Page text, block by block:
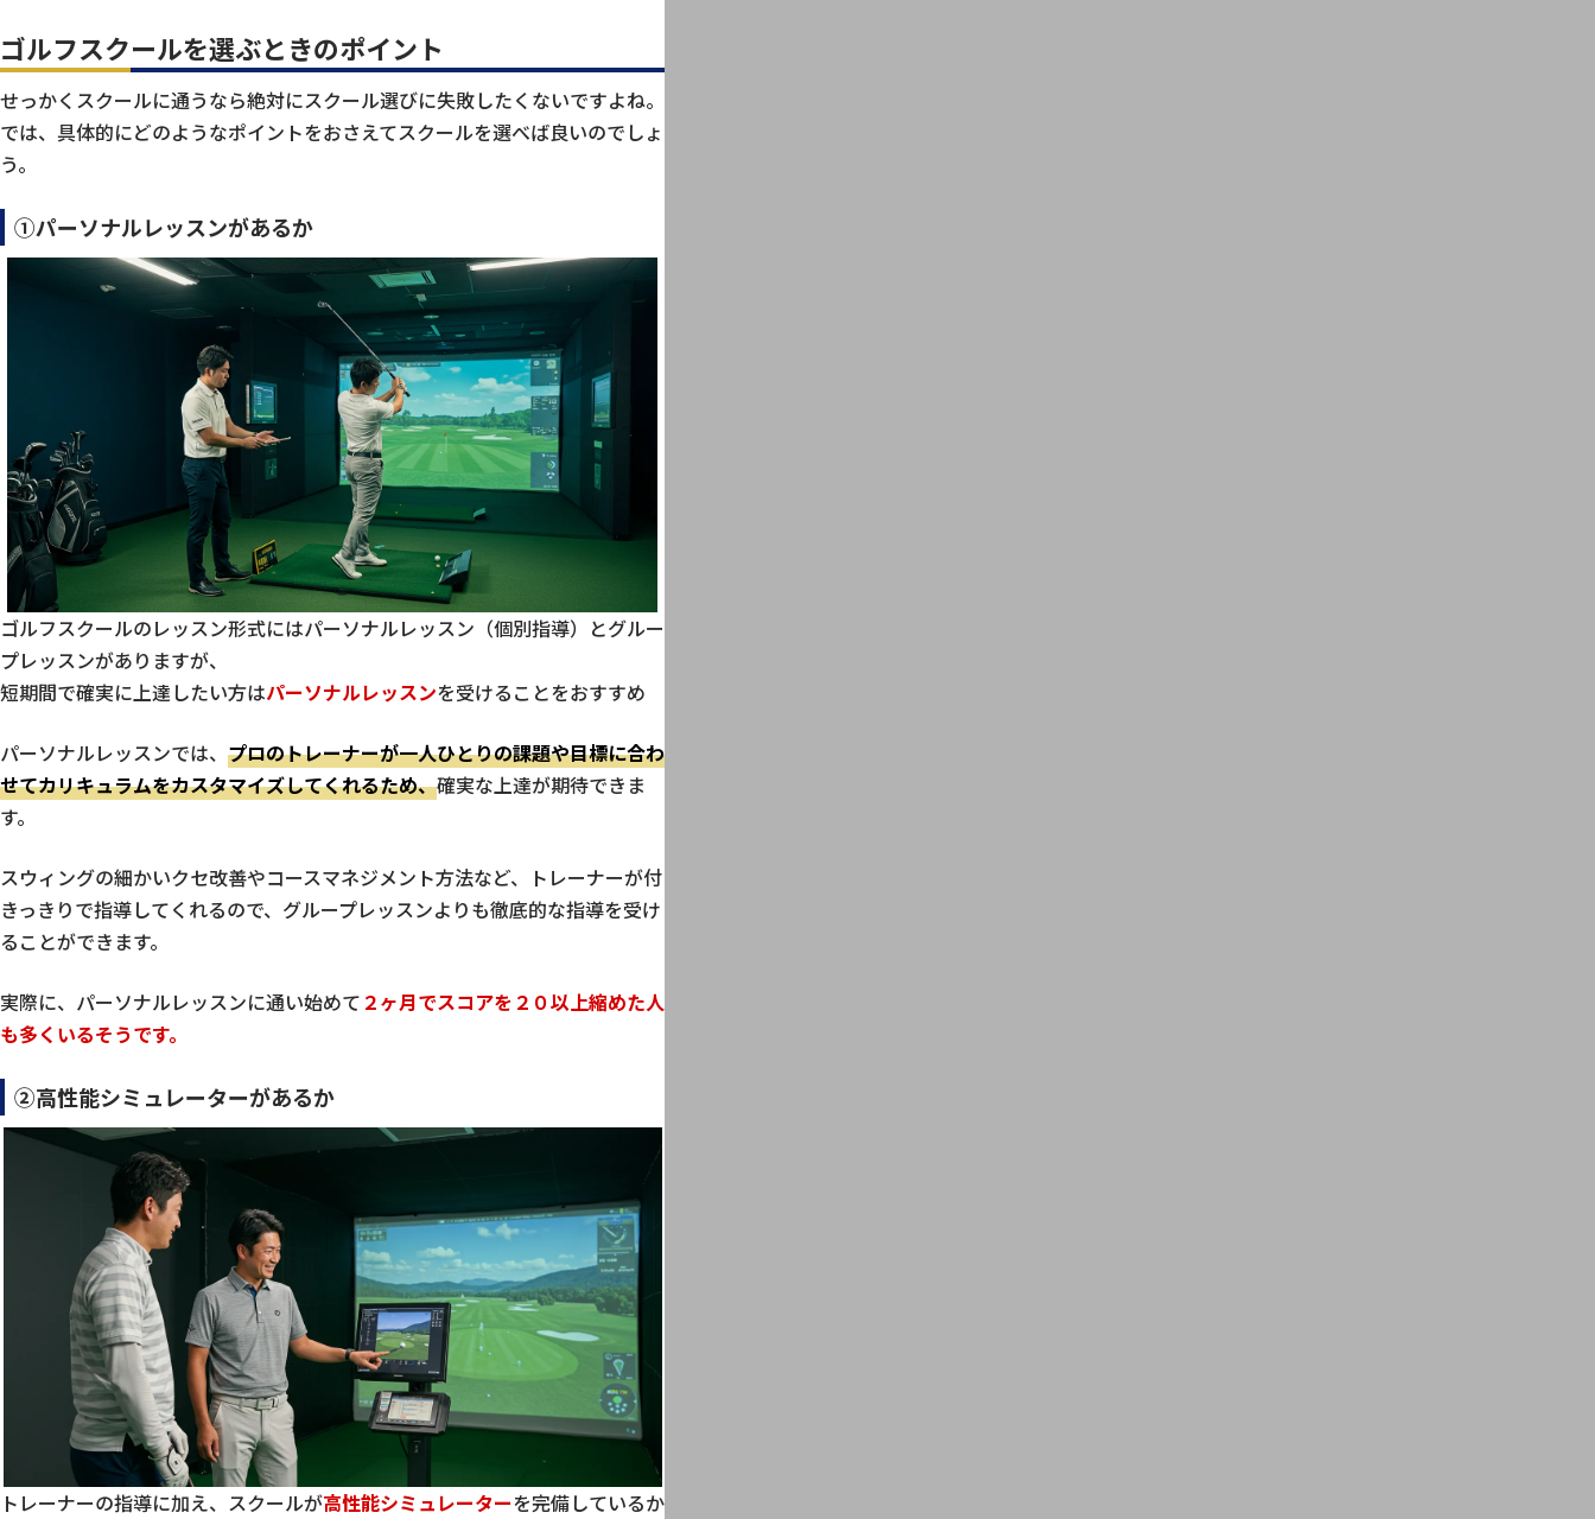
ゴルフスクールを選ぶときのポイント
せっかくスクールに通うなら絶対にスクール選びに失敗したくないですよね。
では、具体的にどのようなポイントをおさえてスクールを選べば良いのでしょ
う。
①パーソナルレッスンがあるか
ゴルフスクールのレッスン形式にはパーソナルレッスン（個別指導）とグルー
プレッスンがありますが、
短期間で確実に上達したい方はパーソナルレッスンを受けることをおすすめ
パーソナルレッスンでは、 プロのトレーナーが一人ひとりの課題や目標に合わ
せてカリキュラムをカスタマイズしてくれるため、確実な上達が期待できま
す。
スウィングの細かいクセ改善やコースマネジメント方法など、トレーナーが付
きっきりで指導してくれるので、グループレッスンよりも徹底的な指導を受け
ることができます。
実際に、パーソナルレッスンに通い始めて ２ヶ月でスコアを２０以上縮めた人
も多くいるそうです。
②高性能シミュレーターがあるか
トレーナーの指導に加え、スクールが高性能シミュレーターを完備しているか